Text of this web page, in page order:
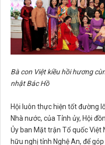
Bà con Việt kiều hồi hương
nhật Bác Hồ
Hội luôn thực hiện tốt đường
Nhà nước, của Tỉnh ủy, Hội
Ủy ban Mặt trận Tổ quốc Việt
hữu nghị tỉnh Nghệ An, để